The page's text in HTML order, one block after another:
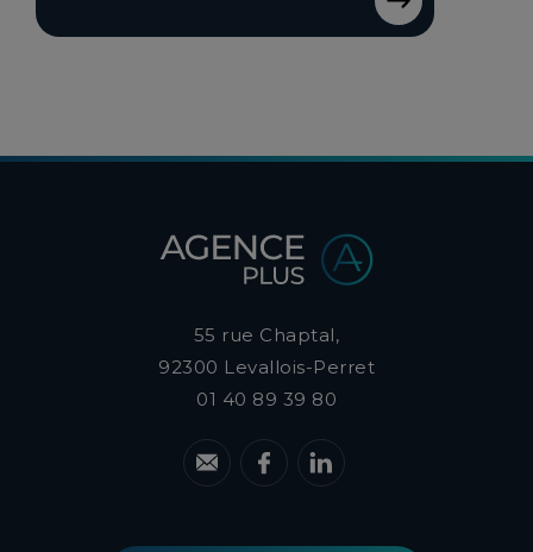
55 rue Chaptal,
92300 Levallois-Perret
01 40 89 39 80